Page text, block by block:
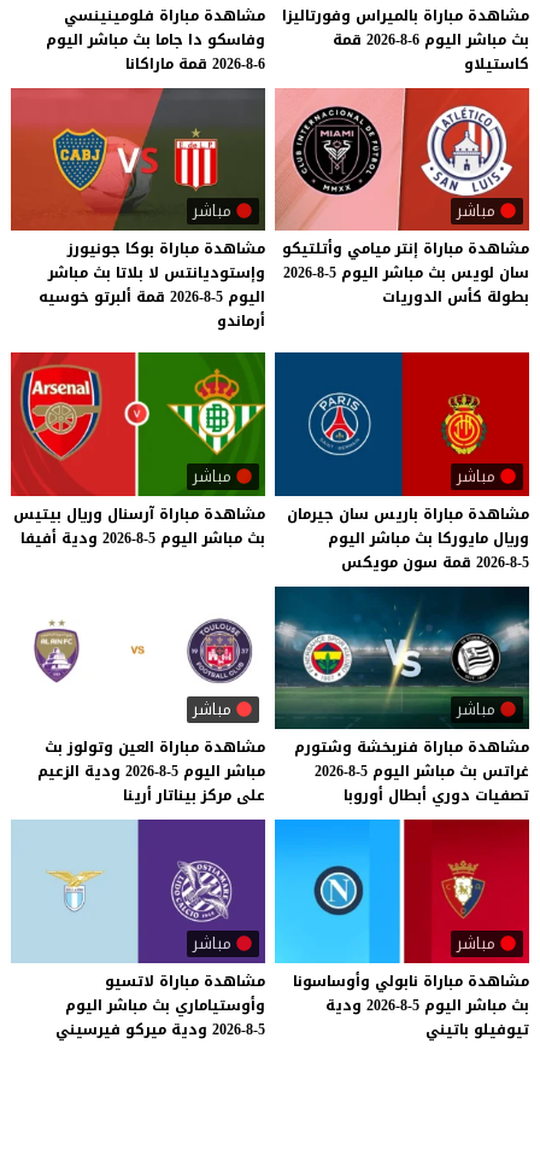
مشاهدة مباراة بالميراس وفورتاليزا
بث مباشر اليوم 6-8-2026
قمة
كاستيلاو
مشاهدة مباراة فلومينينسي
وفاسكو دا جاما بث مباشر اليوم
6-8-2026
قمة ماراكانا
مباشر
مشاهدة مباراة إنترميامي وأتلتيكو
سان لويس بث مباشر اليوم 5-8-2026
بطولة كأس الدوريات
مباشر
مشاهدة مباراة بوكا جونيورز
وإستوديانتس لا بلاتا بث مباشر
اليوم 5-8-2026 قمة ألبرتو خوسيه
أرماندو
مباشر
مشاهدة مباراة باريس سان جيرمان
وريال مايوركا بث مباشر اليوم
5-8-2026
قمة سون مويكس
مباشر
مشاهدة مباراة آرسنال وريال بيتيس
بث مباشر اليوم 5-8-2026 ودية أفيفا
مباشر
مشاهدة مباراة فنربخشة وشتورم
غراتس بث مباشر اليوم 5-8-2026
تصفيات دوري أبطال أوروبا
مباشر
مشاهدة مباراة العين وتولوز بث
مباشر اليوم 5-8-2026 ودية الزعيم
على مركز بيناتار أرينا
مباشر
مشاهدة مباراة نابولي وأوساسونا
بث مباشر اليوم 5-8-2026
ودية
تيوفيلو باتيني
مباشر
مشاهدة مباراة لاتسيو
وأوستياماري بث مباشر اليوم
5-8-2026
ودية ميركو فيرسيني